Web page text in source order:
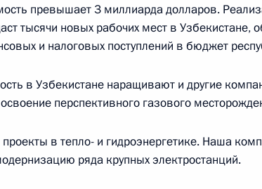
Президенту Узбекистана Исламу Каримову
года, 12:00
года, 17:00
превышает 3 миллиарда долларов.
тысячи новых рабочих мест в Узбекистане,
и налоговых поступлений в бюджет
в Узбекистане наращивают и другие
перспективного газового
проекты в тепло- и гидроэнергетике. Наша
ряда крупных электростанций.